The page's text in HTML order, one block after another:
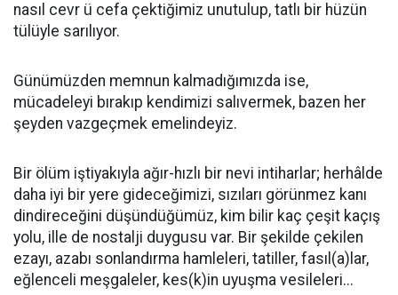
nasıl cevr ü cefa çektiğimiz unutulup, tatlı bir hüzün
tülüyle sarılıyor.
Günümüzden memnun kalmadığımızda ise,
mücadeleyi bırakıp kendimizi salıvermek, bazen her
şeyden vazgeçmek emelindeyiz.
Bir ölüm iştiyakıyla ağır-hızlı bir nevi intiharlar; herhâlde
daha iyi bir yere gideceğimizi, sızıları görünmez kanı
dindireceğini düşündüğümüz, kim bilir kaç çeşit kaçış
yolu, ille de nostalji duygusu var. Bir şekilde çekilen
ezayı, azabı sonlandırma hamleleri, tatiller, fasıl(a)lar,
eğlenceli meşgaleler, kes(k)in uyuşma vesileleri...